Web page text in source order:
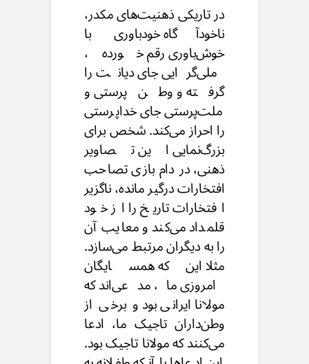
در تاریکی ذهنیت‌های مکدر،
ناخودآگاه خودباوری با
خوش‌باوری رقم خورده،
ملی‌گرایی جای دیانت را
گرفته و وطن‌پرستی و
ملت‌پرستی جای خداپرستی
را احراز می‌‌کند. شخص برای
بزرگ‌نمایی این تصاویر
ذهنی، در دام بازی تصاحب
افتخارات درگیر مانده، ناگزیر
افتخارات تاریخ را از خود
قلمداد می‌‌کند و معایب آن
را به دیگران مرتبط می‌‌سازد.
مثلا این‌که همسایگان
امروزی ما، مدعی‌اند که
مولانا ایرانی بود و برخی از
وطن‌داران تاجیک ما، ادعا
می‌کنند که مولانا تاجیک بود.